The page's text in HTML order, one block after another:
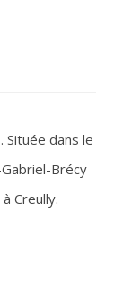
Située dans le
Brécy
Creully.